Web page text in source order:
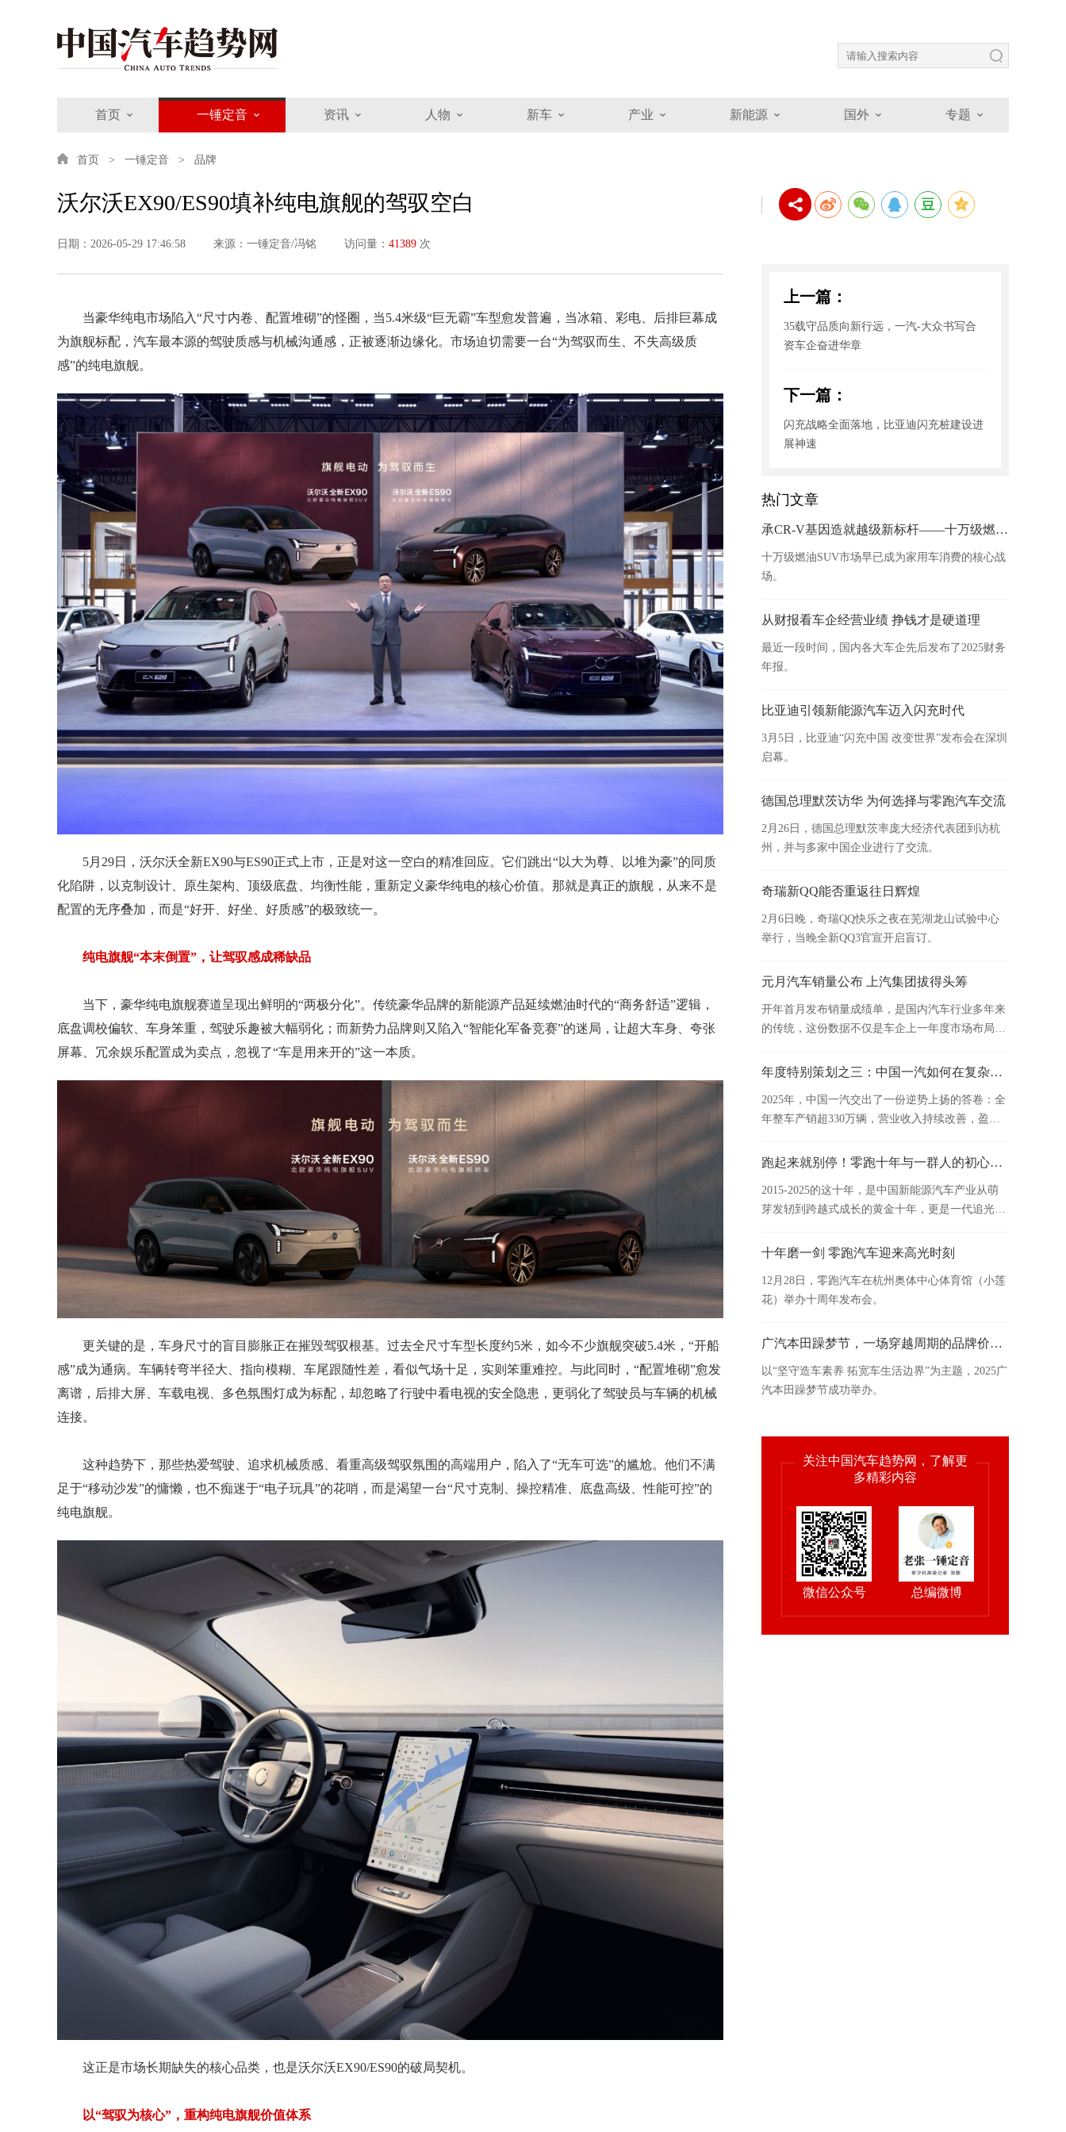
首页 一锤定音 资讯 人物 新车 产业 新能源 国外 专题
首页 一锤定音 品牌
沃尔沃EX90/ES90填补纯电旗舰的驾驭空白
日期：2026-05-29 17:46:58 来源：一锤定音/冯铭 访问量： 41389 次
当豪华纯电市场陷入“尺寸内卷、配置堆砌”的怪圈，当5.4米级“巨无霸”车型愈发普遍，当冰箱、彩电、后排巨幕成
为旗舰标配，汽车最本源的驾驶质感与机械沟通感，正被逐渐边缘化。市场迫切需要一台“为驾驭而生、不失高级质
感”的纯电旗舰。
5月29日，沃尔沃全新EX90与ES90正式上市，正是对这一空白的精准回应。它们跳出“以大为尊、以堆为豪”的同质
化陷阱，以克制设计、原生架构、顶级底盘、均衡性能，重新定义豪华纯电的核心价值。那就是真正的旗舰，从来不是
配置的无序叠加，而是“好开、好坐、好质感”的极致统一。
纯电旗舰“本末倒置”，让驾驭感成稀缺品
当下，豪华纯电旗舰赛道呈现出鲜明的“两极分化”。传统豪华品牌的新能源产品延续燃油时代的“商务舒适”逻辑，
底盘调校偏软、车身笨重，驾驶乐趣被大幅弱化；而新势力品牌则又陷入“智能化军备竞赛”的迷局，让超大车身、夸张
屏幕、冗余娱乐配置成为卖点，忽视了“车是用来开的”这一本质。
更关键的是，车身尺寸的盲目膨胀正在摧毁驾驭根基。过去全尺寸车型长度约5米，如今不少旗舰突破5.4米，“开船
感”成为通病。车辆转弯半径大、指向模糊、车尾跟随性差，看似气场十足，实则笨重难控。与此同时，“配置堆砌”愈发
离谱，后排大屏、车载电视、多色氛围灯成为标配，却忽略了行驶中看电视的安全隐患，更弱化了驾驶员与车辆的机械
连接。
这种趋势下，那些热爱驾驶、追求机械质感、看重高级驾驭氛围的高端用户，陷入了“无车可选”的尴尬。他们不满
足于“移动沙发”的慵懒，也不痴迷于“电子玩具”的花哨，而是渴望一台“尺寸克制、操控精准、底盘高级、性能可控”的
纯电旗舰。
这正是市场长期缺失的核心品类，也是沃尔沃EX90/ES90的破局契机。
以“驾驭为核心”，重构纯电旗舰价值体系
上一篇：
35载守品质向新行远，一汽-大众书写合
资车企奋进华章
下一篇：
闪充战略全面落地，比亚迪闪充桩建设进
展神速
热门文章
承CR-V基因造就越级新标杆——十万级燃油SUV必选HR-V
十万级燃油SUV市场早已成为家用车消费的核心战
场。
从财报看车企经营业绩 挣钱才是硬道理
最近一段时间，国内各大车企先后发布了2025财务
年报。
比亚迪引领新能源汽车迈入闪充时代
3月5日，比亚迪“闪充中国 改变世界”发布会在深圳
启幕。
德国总理默茨访华 为何选择与零跑汽车交流
2月26日，德国总理默茨率庞大经济代表团到访杭
州，并与多家中国企业进行了交流。
奇瑞新QQ能否重返往日辉煌
2月6日晚，奇瑞QQ快乐之夜在芜湖龙山试验中心
举行，当晚全新QQ3官宣开启盲订。
元月汽车销量公布 上汽集团拔得头筹
开年首月发布销量成绩单，是国内汽车行业多年来
的传统，这份数据不仅是车企上一年度市场布局的
标。
年度特别策划之三：中国一汽如何在复杂环境中实现正增长
2025年，中国一汽交出了一份逆势上扬的答卷：全
年整车产销超330万辆，营业收入持续改善，盈利
业绩考核A级的行业奇迹。
跑起来就别停！零跑十年与一群人的初心坚守
2015-2025的这十年，是中国新能源汽车产业从萌
芽发轫到跨越式成长的黄金十年，更是一代追光者
十年磨一剑 零跑汽车迎来高光时刻
12月28日，零跑汽车在杭州奥体中心体育馆（小莲
花）举办十周年发布会。
广汽本田躁梦节，一场穿越周期的品牌价值实践
以“坚守造车素养 拓宽车生活边界”为主题，2025广
汽本田躁梦节成功举办。
关注中国汽车趋势网，了解更
多精彩内容
微信公众号 总编微博